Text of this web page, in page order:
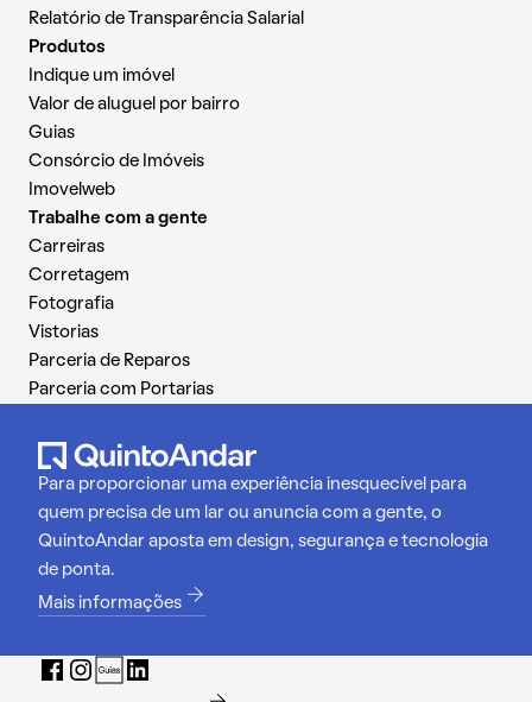
Relatório de Transparência Salarial
Produtos
Indique um imóvel
Valor de aluguel por bairro
Guias
Consórcio de Imóveis
Imovelweb
Trabalhe com a gente
Carreiras
Corretagem
Fotografia
Vistorias
Parceria de Reparos
Parceria com Portarias
Para proporcionar uma experiência inesquecível para
quem precisa de um lar ou anuncia com a gente, o
QuintoAndar aposta em design, segurança e tecnologia
de ponta.
Mais informações